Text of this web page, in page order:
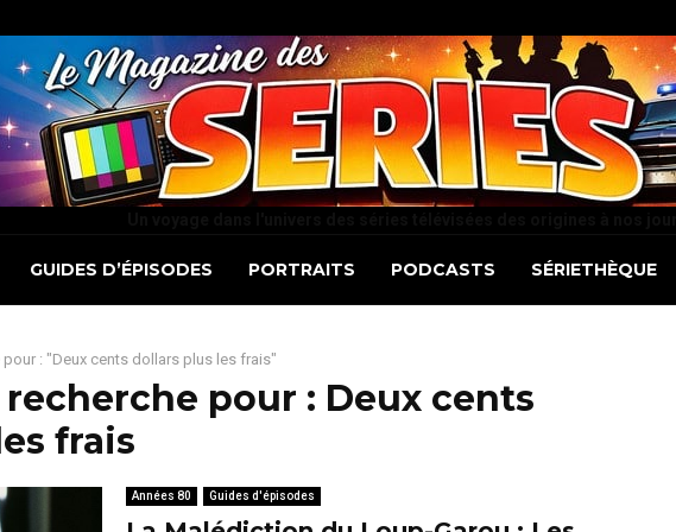
GUIDES D’ÉPISODES PORTRAITS PODCASTS SÉRIETHÈQUE
: "Deux cents dollars plus les frais"
pour : Deux cents
frais
Années 80 Guides d'épisodes